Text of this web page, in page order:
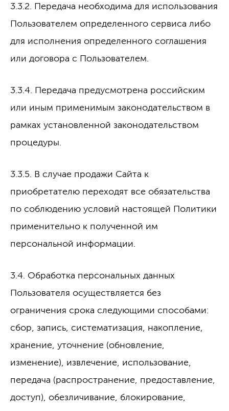
3.3.2. Передача необходима для использования
Пользователем определенного сервиса либо
для исполнения определенного соглашения
или договора с Пользователем.
3.3.4. Передача предусмотрена российским
или иным применимым законодательством в
рамках установленной законодательством
процедуры.
3.3.5. В случае продажи Сайта к
приобретателю переходят все обязательства
по соблюдению условий настоящей Политики
применительно к полученной им
персональной информации.
3.4. Обработка персональных данных
Пользователя осуществляется без
ограничения срока следующими способами:
сбор, запись, систематизация, накопление,
хранение, уточнение (обновление,
изменение), извлечение, использование,
передача (распространение, предоставление,
доступ), обезличивание, блокирование,